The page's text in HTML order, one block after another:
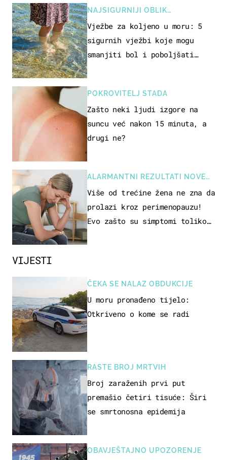
VIJESTI
ČEKA SE NALAZ OBDUKCIJE
U moru pronađeno tijelo:
Otkriveno o kome se radi
RASTE BROJ MRTVIH
Broj zaraženih prvi put
premašio četiri tisuće: Širi
se smrtonosna epidemija
OBAVJEŠTAJNO UPOZORENJE
NAJSIGURNIJI OBLIK
REKREACIJE
Vježbe za koljeno u moru: 5
sigurnih vježbi koje mogu
smanjiti bol i poboljšati
POKROVITELJ STADA
Zašto neki ljudi izgore na
suncu već nakon 15 minuta, a
drugi ne?
ALARMANTNI REZULTATI NOVE
STUDIJE
Više od trećine žena ne zna da
prolazi kroz perimenopauzu!
Evo zašto su simptomi toliko